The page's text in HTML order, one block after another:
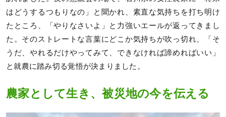
はどうするつもりなの」と聞かれ、素直な気持ちを打ち明け
たところ、「やりなさいよ」と力強いエールが返ってきまし
た。そのストレートな言葉にどこか気持ちが吹っ切れ、「そ
うだ、やれるだけやってみて、できなければ諦めればいい」
と就農に踏み切る覚悟が決まりました。
農家として生き、被災地の今を伝える